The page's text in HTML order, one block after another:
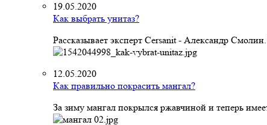
19.05.2020
Как выбрать унитаз?
Рассказывает эксперт Cersanit - Александр
12.05.2020
Как правильно покрасить мангал?
За зиму мангал покрылся ржавчиной и теперь